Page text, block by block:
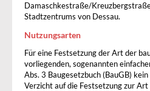
Damaschkestraße/
Stadtzentrums von Dessau.
Nutzungsarten
Für eine Festsetzung der Art der
vorliegenden, sogenannten
Abs. 3 Baugesetzbuch (BauGB)
Verzicht auf die Festsetzung zur